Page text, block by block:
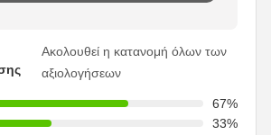
Ακολουθεί η κατανομή όλων των
αξιολογήσεων
67%
33%